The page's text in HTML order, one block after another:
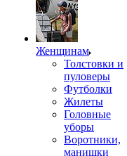
Женщинам
Толстовки и
пуловеры
Футболки
Жилеты
Головные
уборы
Воротники,
манишки